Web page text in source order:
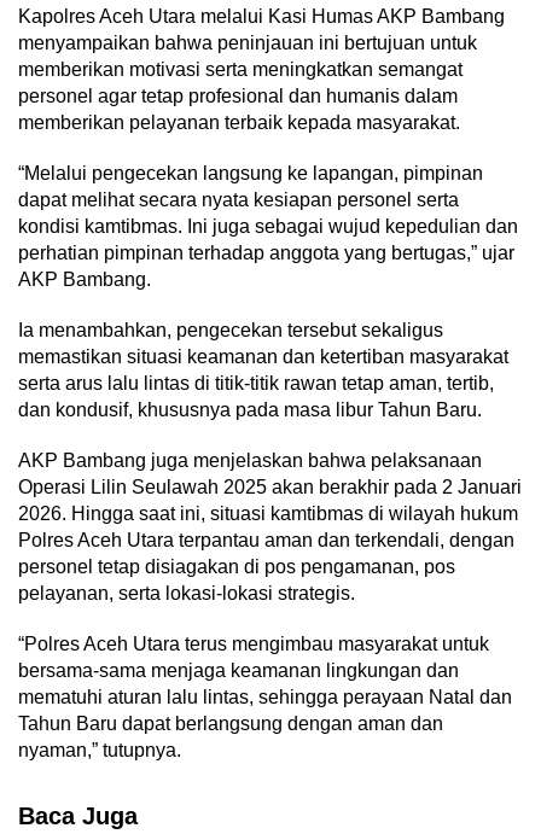
Kapolres Aceh Utara melalui Kasi Humas AKP Bambang
menyampaikan bahwa peninjauan ini bertujuan untuk
memberikan motivasi serta meningkatkan semangat
personel agar tetap profesional dan humanis dalam
memberikan pelayanan terbaik kepada masyarakat.
“Melalui pengecekan langsung ke lapangan, pimpinan
dapat melihat secara nyata kesiapan personel serta
kondisi kamtibmas. Ini juga sebagai wujud kepedulian dan
perhatian pimpinan terhadap anggota yang bertugas,” ujar
AKP Bambang.
Ia menambahkan, pengecekan tersebut sekaligus
memastikan situasi keamanan dan ketertiban masyarakat
serta arus lalu lintas di titik-titik rawan tetap aman, tertib,
dan kondusif, khususnya pada masa libur Tahun Baru.
AKP Bambang juga menjelaskan bahwa pelaksanaan
Operasi Lilin Seulawah 2025 akan berakhir pada 2 Januari
2026. Hingga saat ini, situasi kamtibmas di wilayah hukum
Polres Aceh Utara terpantau aman dan terkendali, dengan
personel tetap disiagakan di pos pengamanan, pos
pelayanan, serta lokasi-lokasi strategis.
“Polres Aceh Utara terus mengimbau masyarakat untuk
bersama-sama menjaga keamanan lingkungan dan
mematuhi aturan lalu lintas, sehingga perayaan Natal dan
Tahun Baru dapat berlangsung dengan aman dan
nyaman,” tutupnya.
Baca Juga